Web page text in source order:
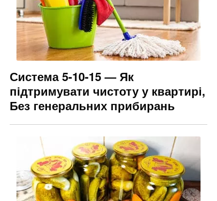
Система 5-10-15 — Як
підтримувати чистоту у квартирі,
Без генеральних прибирань